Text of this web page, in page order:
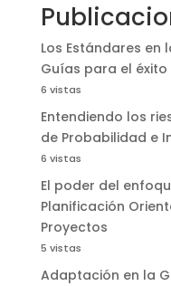
Los Estándares
Guías para el
6 vistas
Entendiendo los
de Probabilidad e
6 vistas
El poder del
Planificación
Proyectos
5 vistas
Adaptación en la